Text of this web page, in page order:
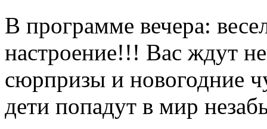
В программе вечера:
настроение!!! Вас ждут
сюрпризы и новогодние
дети попадут в мир